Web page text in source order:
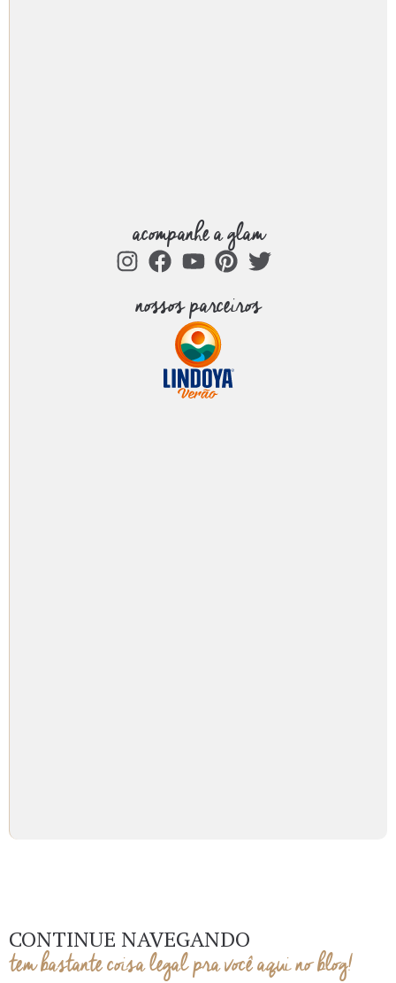
acompanhe a glam
nossos parceiros
CONTINUE NAVEGANDO
tem bastante coisa legal pra você aqui no blog!